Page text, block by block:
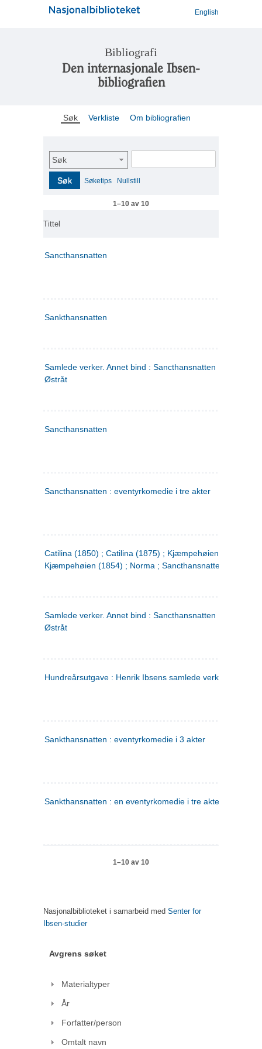
English
Bibliografi
Den internasjonale Ibsen-
bibliografien
Søk Verkliste Om bibliografien
Søk
Søk Søketips Nullstill
1–10 av 10
Tittel
Sancthansnatten
Sankthansnatten
Samlede verker. Annet bind : Sancthansnatten ; Fru Inger
Østråt
Sancthansnatten
Sancthansnatten : eventyrkomedie i tre akter
Catilina (1850) ; Catilina (1875) ; Kjæmpehøien (1850) ;
Kjæmpehøien (1854) ; Norma ; Sancthansnatten
Samlede verker. Annet bind : Sancthansnatten ; Fru Inger
Østråt
Hundreårsutgave : Henrik Ibsens samlede verker. 2
Sankthansnatten : eventyrkomedie i 3 akter
Sankthansnatten : en eventyrkomedie i tre akter
1–10 av 10
Nasjonalbiblioteket i samarbeid med Senter for
Ibsen-studier
Avgrens søket
Materialtyper
År
Forfatter/person
Omtalt navn